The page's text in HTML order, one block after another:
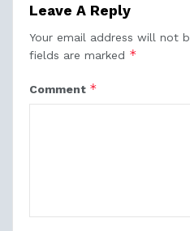
Leave A Reply
Your email address will not
fields are marked *
Comment *